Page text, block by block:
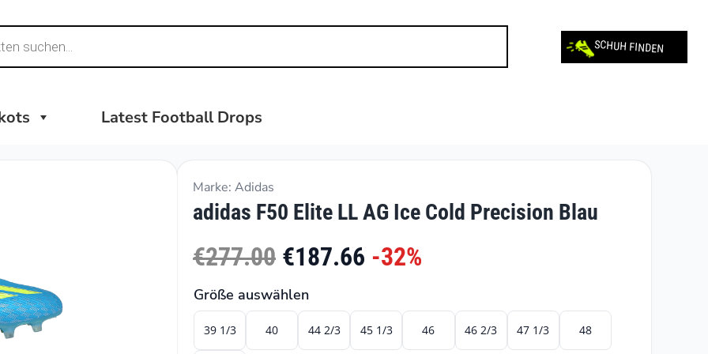
SCHUH FINDEN
Latest Football Drops
Marke: Adidas
adidas F50 Elite LL AG Ice Cold Precision Blau
€277.00 €187.66 -32%
Größe auswählen
39 1/3 40 44 2/3 45 1/3 46 46 2/3 47 1/3 48